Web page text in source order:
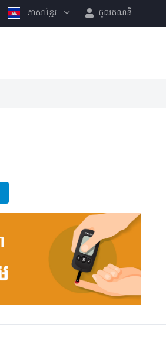
ភាសាខ្មែរ ចូលគណនី